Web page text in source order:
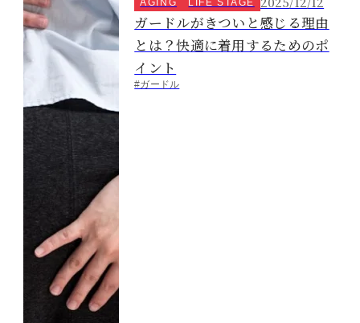
AGING LIFE STAGE
ガードルがきついと感じる理由
とは？快適に着用するためのポ
イント
#ガードル